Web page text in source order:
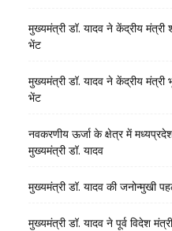
मुख्यमंत्री डॉ. यादव ने केंद्रीय मंत्री
भेंट
मुख्यमंत्री डॉ. यादव ने केंद्रीय
भेंट
नवकरणीय ऊर्जा के क्षेत्र में
मुख्यमंत्री डॉ. यादव
मुख्यमंत्री डॉ. यादव की जनोन्मुखी
मुख्यमंत्री डॉ. यादव ने पूर्व विदेश